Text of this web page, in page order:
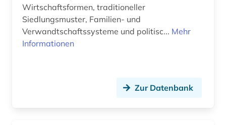
islam (4)
island (1)
israelische (1)
Wirtschaftsformen, traditioneller
Siedlungsmuster, Familien- und
Verwandtschaftssysteme und politisc... Mehr
Informationen
Zur Datenbank